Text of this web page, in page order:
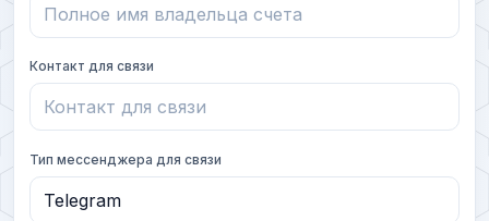
Контакт для связи
Тип мессенджера для связи